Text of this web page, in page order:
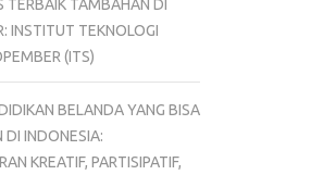
TERBAIK TAMBAHAN DI
INSTITUT TEKNOLOGI
(ITS)
BELANDA YANG BISA
DI INDONESIA:
KREATIF, PARTISIPATIF,